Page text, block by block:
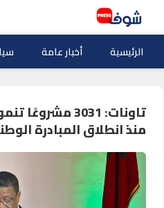
الرئيسية أخبار عامة
منذ انطلاق المبادرة